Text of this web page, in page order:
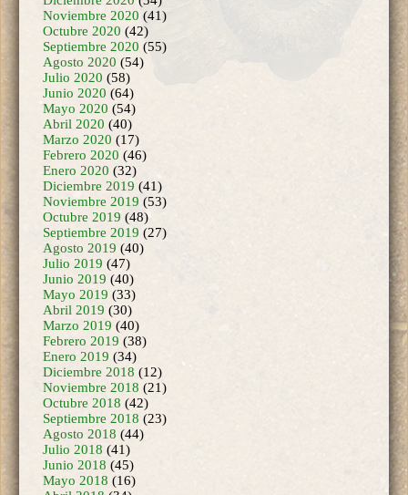
Octubre 2020(42)
Septiembre 2020(55)
Agosto 2020(54)
Julio 2020(58)
Junio 2020 (64)
Mayo 2020 (54)
Abril 2020(40)
Marzo 2020(17)
Febrero 2020(46)
Enero 2020(32)
Diciembre 2019(41)
Noviembre 2019(53)
Octubre 2019(48)
Septiembre 2019(27)
Agosto 2019(40)
Julio 2019(47)
Junio 2019 (40)
Mayo 2019 (33)
Abril 2019(30)
Marzo 2019(40)
Febrero 2019(38)
Enero 2019(34)
Diciembre 2018(12)
Noviembre 2018(21)
Octubre 2018(42)
Septiembre 2018(23)
Agosto 2018(44)
Julio 2018(41)
Junio 2018 (45)
Mayo 2018 (16)
Abril 2018(34)